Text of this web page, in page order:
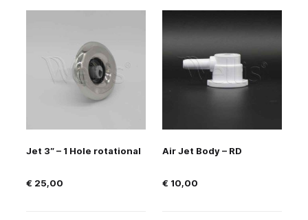
Jet 3″ – 1 Hole rotational
€ 25,00
Air Jet Body – RD
€ 10,00